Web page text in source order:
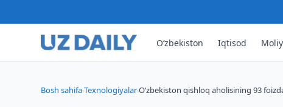
O‘zbekiston Iqtisod
Bosh sahifa›Texnologiyalar›O‘zbekiston qishloq aholisining 93